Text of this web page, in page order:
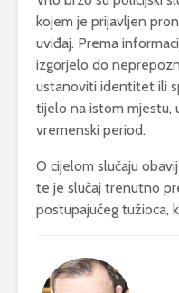
kojem je prijavljen
uviđaj. Prema
izgorjelo do
ustanoviti identitet ili
tijelo na istom mjestu,
vremenski period.
O cijelom slučaju
te je slučaj trenutno
postupajućeg tužioca,